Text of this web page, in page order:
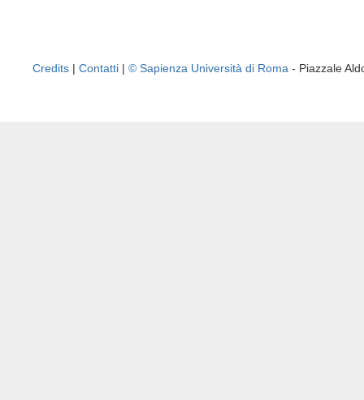
Credits | Contatti | © Sapienza Università di Roma - Piazzale